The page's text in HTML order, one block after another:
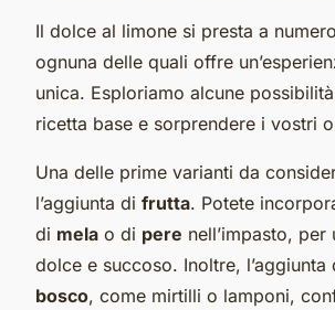
Il dolce al limone si presta a
ognuna delle quali offre
unica. Esploriamo alcune
ricetta base e sorprendere i vostri
Una delle prime varianti da
l’aggiunta di frutta. Potete
di mela o di pere nell’impasto, per
dolce e succoso. Inoltre, l’aggiunta
bosco, come mirtilli o lamponi,